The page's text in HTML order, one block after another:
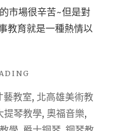
市場很辛苦~但是對
教育就是一種熱情以
音
樂
藝教室, 北高雄美術教
提琴教學, 奧福音樂,